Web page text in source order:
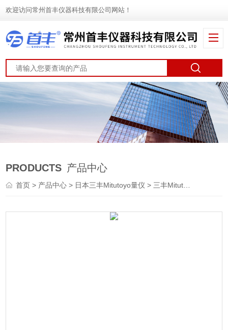
欢迎访问常州首丰仪器科技有限公司网站！
PRODUCTS 产品中心
首页> 产品中心 > 日本三丰Mitutoyo量仪 >三丰Mitutoyo测高仪